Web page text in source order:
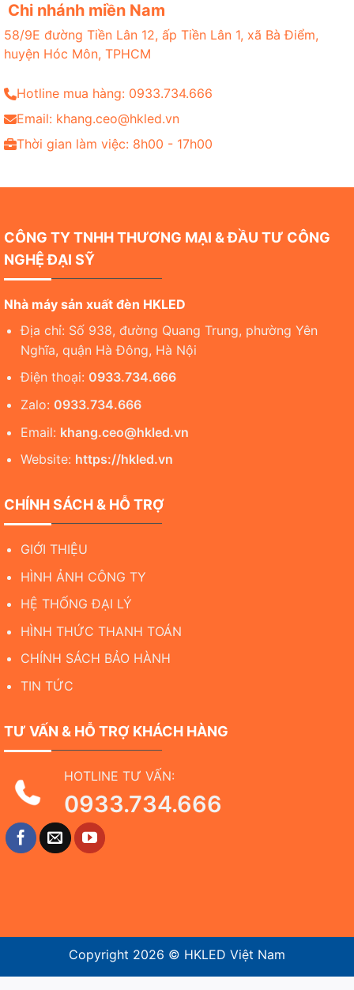
Chi nhánh miền Nam
58/9E đường Tiền Lân 12, ấp Tiền Lân 1, xã Bà Điểm,
huyện Hóc Môn, TPHCM
Hotline mua hàng: 0933.734.666
Email: khang.ceo@hkled.vn
Thời gian làm việc: 8h00 - 17h00
CÔNG TY TNHH THƯƠNG MẠI & ĐẦU TƯ CÔNG
NGHỆ ĐẠI SỸ
Nhà máy sản xuất đèn HKLED
Địa chỉ: Số 938, đường Quang Trung, phường Yên
Nghĩa, quận Hà Đông, Hà Nội
Điện thoại: 0933.734.666
Zalo: 0933.734.666
Email: khang.ceo@hkled.vn
Website: https://hkled.vn
CHÍNH SÁCH & HỖ TRỢ
GIỚI THIỆU
HÌNH ẢNH CÔNG TY
HỆ THỐNG ĐẠI LÝ
HÌNH THỨC THANH TOÁN
CHÍNH SÁCH BẢO HÀNH
TIN TỨC
TƯ VẤN & HỖ TRỢ KHÁCH HÀNG
HOTLINE TƯ VẤN:
0933.734.666
Copyright 2026 © HKLED Việt Nam